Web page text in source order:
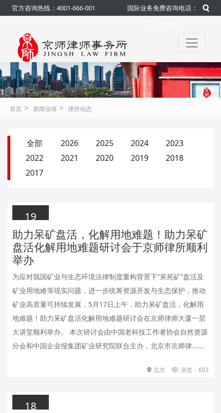
官方咨询热线：4001-666-001
国际业务免费咨询电话：
首页 > 新闻业绩 > 律所动态
全部 2026 2025 2024
2023
2022
2021 2020 2019
2018
2017
19
2026.05.19
助力呆矿盘活，化解用地难题！助力呆矿
盘活化解用地难题研讨会于京师律所顺利
举办
为应对我国矿业与生态环境法律制度重构背景下“呆死矿”盘活及
矿业用地难等现实问题，进一步统筹资源开发与生态保护，推动
矿业高质量可持续发展，5月17日上午，助力呆矿盘活，化解用
地难题！助力呆矿盘活化解用地难题研讨会在京师律师大厦一层
大讲堂顺利举办。 本次研讨会由中国老科技工作者协会自然资源
分会和中国企业报集团矿业研究院联合主办，北京市京师律......
北京 浏览：603
18